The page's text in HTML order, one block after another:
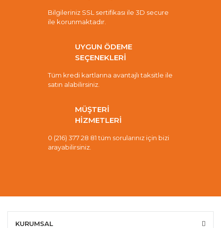
Bilgileriniz SSL sertifikası ile 3D secure
ile korunmaktadır.
UYGUN ÖDEME
SEÇENEKLERİ
Tüm kredi kartlarına avantajlı taksitle ile
satın alabilirsiniz.
MÜŞTERİ
HİZMETLERİ
0 (216) 377 28 81 tüm sorularınız için bizi
arayabilirsiniz.
KURUMSAL